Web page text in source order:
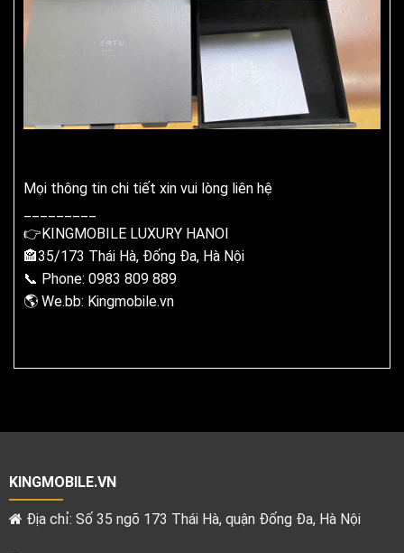
Mọi thông tin chi tiết xin vui lòng liên hệ
👉KINGMOBILE LUXURY HANOI
🏤35/173 Thái Hà, Đống Đa, Hà Nội
📞 Phone: 0983 809 889
🌎 We.bb: Kingmobile.vn
KINGMOBILE.VN
Địa chỉ: Số 35 ngõ 173 Thái Hà, quận Đống Đa, Hà Nội